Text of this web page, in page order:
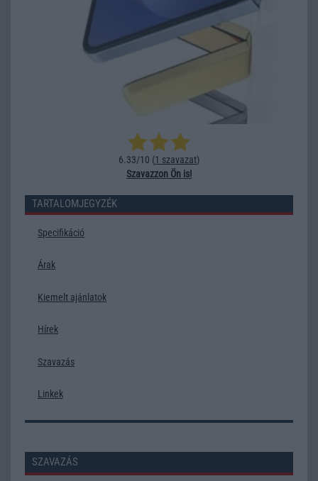
6.33/10 (1 szavazat)
Szavazzon Ön is!
TARTALOMJEGYZÉK
Specifikáció
Árak
Kiemelt ajánlatok
Hírek
Szavazás
Linkek
SZAVAZÁS